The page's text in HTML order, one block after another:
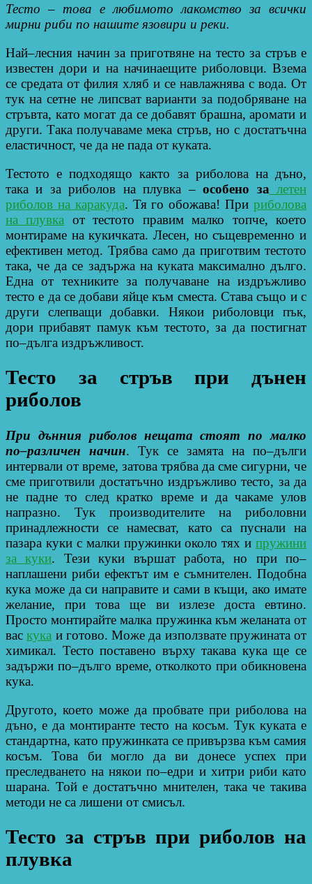
Тесто – това е любимото лакомство за всички
мирни риби по нашите язовири и реки.
Най–лесния начин за приготвяне на тесто за стръв е
известен дори и на начинаещите риболовци. Взема
се средата от филия хляб и се навлажнява с вода. От
тук на сетне не липсват варианти за подобряване на
стръвта, като могат да се добавят брашна, аромати и
други. Така получаваме мека стръв, но с достатъчна
еластичност, че да не пада от куката.
Тестото е подходящо както за риболова на дъно,
така и за риболов на плувка –особено за летен
риболов на каракуда. Тя го обожава! Пририболова
на плувка от тестото правим малко топче, което
монтираме на кукичката. Лесен, но същевременно и
ефективен метод. Трябва само да приготвим тестото
така, че да се задържа на куката максимално дълго.
Една от техниките за получаване на издръжливо
тесто е да се добави яйце към сместа. Става също и с
други слепващи добавки. Някои риболовци пък,
дори прибавят памук към тестото, за да постигнат
по–дълга издръжливост.
Тесто за стръв при дънен
риболов
При дънния риболов нещата стоят по малко
по–различен начин. Тук се замята на по–дълги
интервали от време, затова трябва да сме сигурни, че
сме приготвили достатъчно издръжливо тесто, за да
не падне то след кратко време и да чакаме улов
напразно. Тук производителите на риболовни
принадлежности се намесват, като са пуснали на
пазара куки с малки пружинки около тях и пружини
за куки. Тези куки вършат работа, но при по–
наплашени риби ефектът им е съмнителен. Подобна
кука може да си направите и сами в къщи, ако имате
желание, при това ще ви излезе доста евтино.
Просто монтирайте малка пружинка към желаната от
васкука и готово. Може да използвате пружината от
химикал. Тесто поставено върху такава кука ще се
задържи по–дълго време, отколкото при обикновена
кука.
Другото, което може да пробвате при риболова на
дъно, е да монтиранте тесто на косъм. Тук куката е
стандартна, като пружинката се привързва към самия
косъм. Това би могло да ви донесе успех при
преследването на някои по–едри и хитри риби като
шарана. Той е достатъчно мнителен, така че такива
методи не са лишени от смисъл.
Тесто за стръв при риболов на
плувка